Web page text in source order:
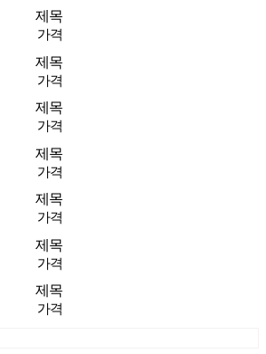
제목
가격
제목
가격
제목
가격
제목
가격
제목
가격
제목
가격
제목
가격